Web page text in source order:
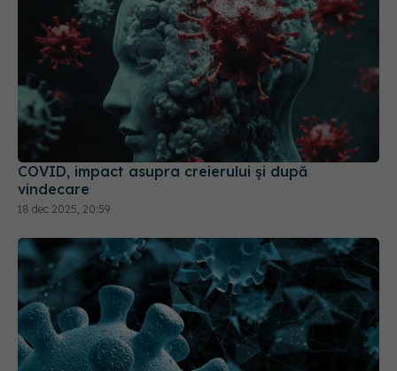
COVID, impact asupra creierului și după
vindecare
18 dec 2025, 20:59